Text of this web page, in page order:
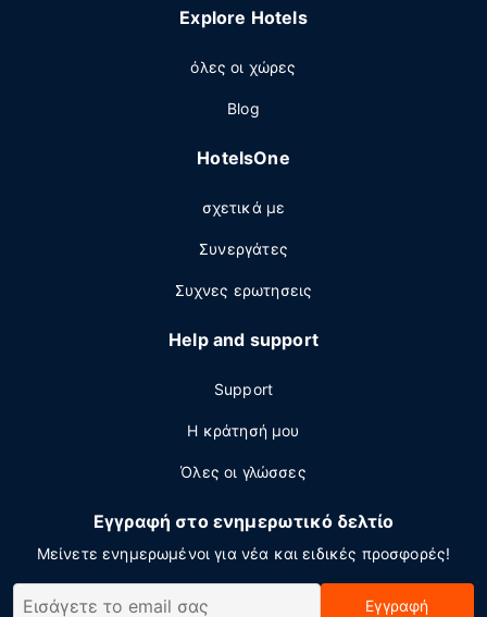
Explore Hotels
όλες οι χώρες
Blog
HotelsOne
σχετικά με
Συνεργάτες
Συχνες ερωτησεις
Help and support
Support
Η κράτησή μου
Όλες οι γλώσσες
Εγγραφή στο ενημερωτικό δελτίο
Μείνετε ενημερωμένοι για νέα και ειδικές προσφορές!
Εγγραφή